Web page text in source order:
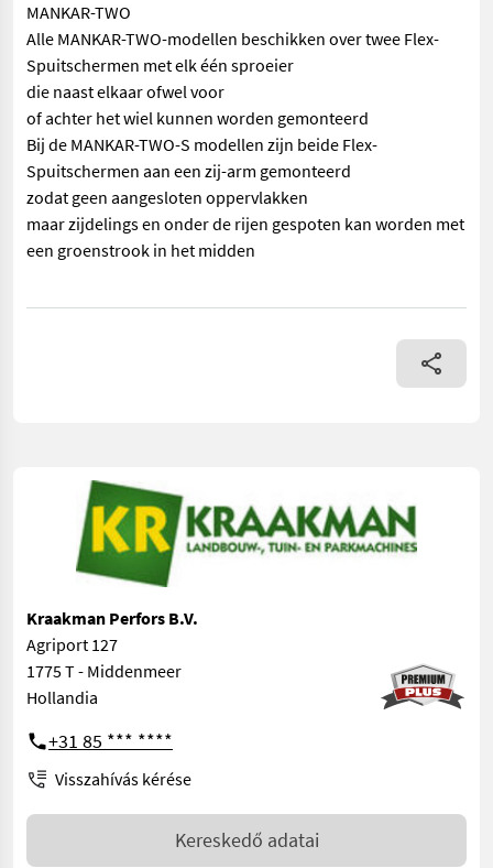
MANKAR-TWO
Alle MANKAR-TWO-modellen beschikken over twee Flex-
Spuitschermen met elk één sproeier
die naast elkaar ofwel voor
of achter het wiel kunnen worden gemonteerd
Bij de MANKAR-TWO-S modellen zijn beide Flex-
Spuitschermen aan een zij-arm gemonteerd
zodat geen aangesloten oppervlakken
maar zijdelings en onder de rijen gespoten kan worden met
een groenstrook in het midden
== Overige details (NL) == prijs: Prijs op aanvraag merk:
Kraakman Perfors B.V.
Agriport 127
1775 T - Middenmeer
Hollandia
+31 85 *** ****
Visszahívás kérése
Kereskedő adatai